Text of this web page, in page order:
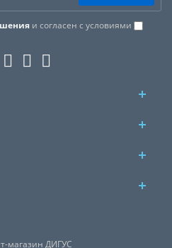
и согласен с условиями
магазин ДИГУС